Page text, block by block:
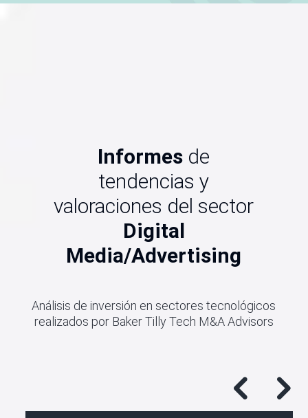
Informes de
tendencias y
valoraciones del sector
Digital
Media/Advertising
Análisis de inversión en sectores tecnológicos
realizados por Baker Tilly Tech M&A Advisors